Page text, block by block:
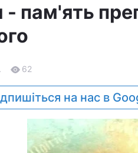
пам'ять
62
на нас в